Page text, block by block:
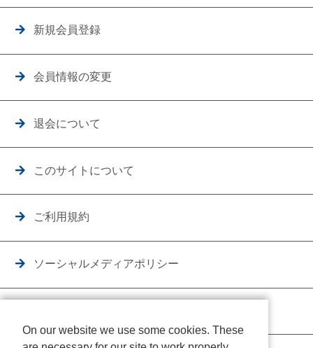
新規会員登録
会員情報の変更
退会について
このサイトについて
ご利用規約
ソーシャルメディアポリシー
On our website we use some cookies. These